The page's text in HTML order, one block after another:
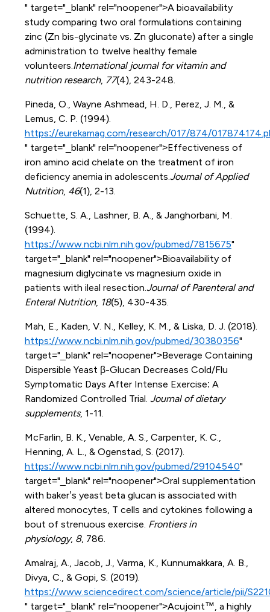
" target="_blank" rel="noopener">A bioavailability
study comparing two oral formulations containing
zinc (Zn bis-glycinate vs. Zn gluconate) after a single
administration to twelve healthy female
volunteers. International journal for vitamin and
nutrition research, 77(4), 243-248.
Pineda, O., Wayne Ashmead, H. D., Perez, J. M., &
Lemus, C. P. (1994).
https://eurekamag.com/research/017/874/
" target="_blank" rel="noopener">Effectiveness of
iron amino acid chelate on the treatment of iron
deficiency anemia in adolescents. Journal of Applied
Nutrition, 46(1), 2-13.
Schuette, S. A., Lashner, B. A., & Janghorbani, M.
(1994).
https://www.ncbi.nlm.nih.gov/pubmed/7815675"
target="_blank" rel="noopener">Bioavailability of
magnesium diglycinate vs magnesium oxide in
patients with ileal resection. Journal of Parenteral and
Enteral Nutrition, 18(5), 430-435.
Mah, E., Kaden, V. N., Kelley, K. M., & Liska, D. J. (2018).
https://www.ncbi.nlm.nih.gov/pubmed/30380356"
target="_blank" rel="noopener">Beverage Containing
Dispersible Yeast β-Glucan Decreases Cold/Flu
Symptomatic Days After Intense Exercise: A
Randomized Controlled Trial. Journal of dietary
supplements, 1-11.
McFarlin, B. K., Venable, A. S., Carpenter, K. C.,
Henning, A. L., & Ogenstad, S. (2017).
https://www.ncbi.nlm.nih.gov/pubmed/29104540"
target="_blank" rel="noopener">Oral supplementation
with baker’s yeast beta glucan is associated with
altered monocytes, T cells and cytokines following a
bout of strenuous exercise. Frontiers in
physiology, 8, 786.
Amalraj, A., Jacob, J., Varma, K., Kunnumakkara, A. B.,
Divya, C., & Gopi, S. (2019).
https://www.sciencedirect.com/science/article/pii/
" target="_blank" rel="noopener">Acujoint™, a highly